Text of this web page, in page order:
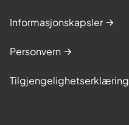
Informasjonskapsler
Personvern
Tilgjengelighetserklæring